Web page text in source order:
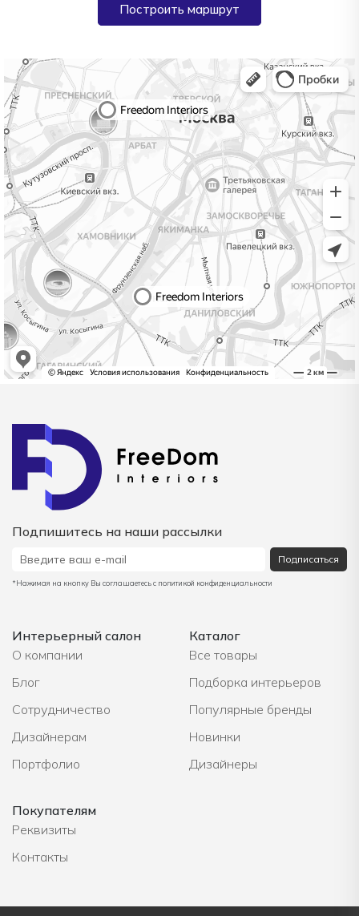
Построить маршрут
Интерьерный салон
О компании
Блог
Сотрудничество
Дизайнерам
Портфолио
Каталог
Все товары
Подборка интерьеров
Популярные бренды
Новинки
Дизайнеры
Покупателям
Реквизиты
Контакты
Подпишитесь на наши рассылки
Подписаться
*Нажимая на кнопку Вы соглашаетесь с политикой конфиденциальности